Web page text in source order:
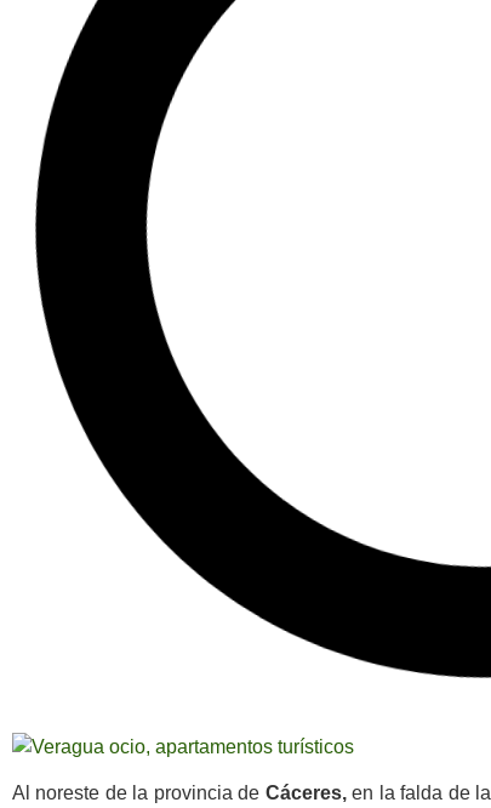
Al noreste de la provincia de Cáceres,en la falda de la